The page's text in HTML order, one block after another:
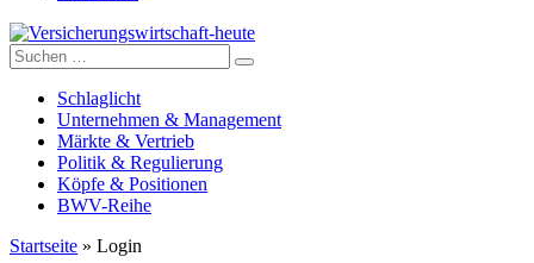
Versicherungswirtschaft-heute
Suche
nach:
Schlaglicht
Unternehmen & Management
Märkte & Vertrieb
Politik & Regulierung
Köpfe & Positionen
BWV-Reihe
Startseite » Login